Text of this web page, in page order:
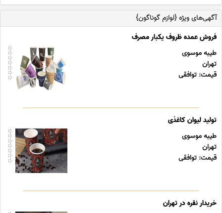
آگهی‌های ویژه {لوازم گوناگون}
فروش عمده ظروف یکبار مصرف
طیبه موسوی
تهران
قیمت: توافقی
تولید لیوان کاغذی
طیبه موسوی
تهران
قیمت: توافقی
خریدار نقره در تهران